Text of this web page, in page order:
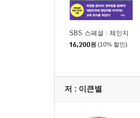
SBS 스페셜 : 체인지
16,200원 (10% 할인)
저 : 이큰별